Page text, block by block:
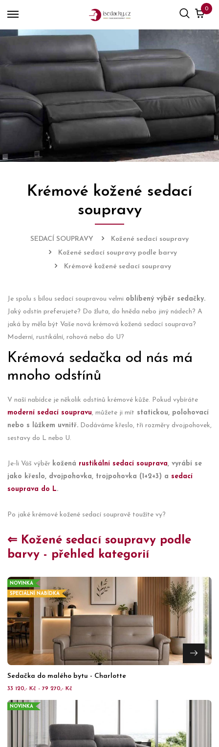
0
Krémové kožené sedací
soupravy
SEDACÍ SOUPRAVY
Kožené sedací soupravy
Kožené sedací soupravy podle barvy
Krémové kožené sedací soupravy
Je spolu s bílou sedací soupravou velmi oblíbený výběr sedačky.
Jaký odstín preferujete? Do žluta, do hněda nebo jiný nádech? A
jaká by měla být Vaše nová krémová kožená sedací souprava?
Moderní, rustikální, rohová nebo do U?
Krémová sedačka od nás má
mnoho odstínů
V naší nabídce je několik odstínů krémové kůže. Pokud vybíráte
moderní sedací soupravu, můžete ji mít statickou, polohovací
nebo s lůžkem uvnitř. Dodáváme křeslo, tři rozměry dvojpohovek,
sestavy do L nebo U.
Je-li Váš výběr kožená rustikální sedací souprava, vyrábí se
jako křeslo, dvojpohovka, trojpohovka (1+2+3) a sedací
souprava do L.
Po jaké krémové kožené sedací soupravě toužíte vy?
⇐ Kožené sedací soupravy podle
barvy - přehled kategorií
NOVINKA
SPECIÁLNÍ NABÍDKA
Sedačka do malého bytu - Charlotte
33 120,- Kč - 79 270,- Kč
NOVINKA